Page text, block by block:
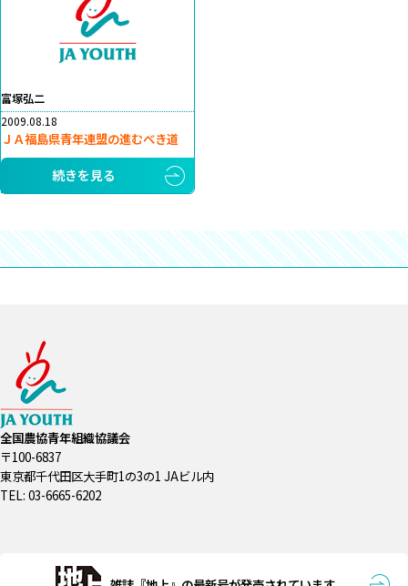
富塚弘二
2009.08.18
ＪＡ福島県青年連盟の進むべき道
続きを見る
全国農協青年組織協議会
〒100-6837
東京都千代田区大手町1の3の1 JAビル内
TEL: 03-6665-6202